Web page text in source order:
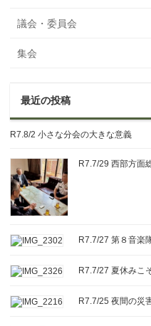
議会・委員会
集会
最近の投稿
R7.8/2 小さな分会の大きな意義
R7.7/29 西部方面
R7.7/27 第８音楽
R7.7/27 夏休みこ
R7.7/25 夜間の災